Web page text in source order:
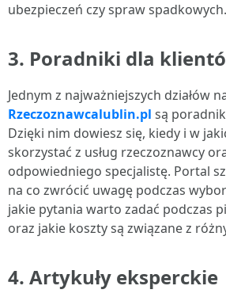
ubezpieczeń czy spraw spadkowych.
3. Poradniki dla
Jednym z najważniejszych działów
Rzeczoznawcalublin.pl są
Dzięki nim dowiesz się, kiedy i w
skorzystać z usług rzeczoznawcy
odpowiedniego specjalistę. Portal
na co zwrócić uwagę podczas
jakie pytania warto zadać podczas
oraz jakie koszty są związane z
4. Artykuły eksperckie